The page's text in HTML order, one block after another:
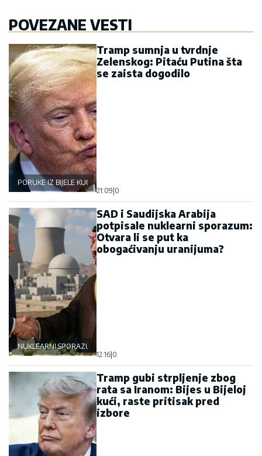
POVEZANE VESTI
PORUKE IZ BIJELE KUĆE
Tramp sumnja u tvrdnje
Zelenskog: Pitaću Putina šta
se zaista dogodilo
21:09|0
NUKLEARNI SPORAZUM
SAD i Saudijska Arabija
potpisale nuklearni sporazum:
Otvara li se put ka
obogaćivanju uranijuma?
12:16|0
Tramp gubi strpljenje zbog
rata sa Iranom: Bijes u Bijeloj
kući, raste pritisak pred
izbore